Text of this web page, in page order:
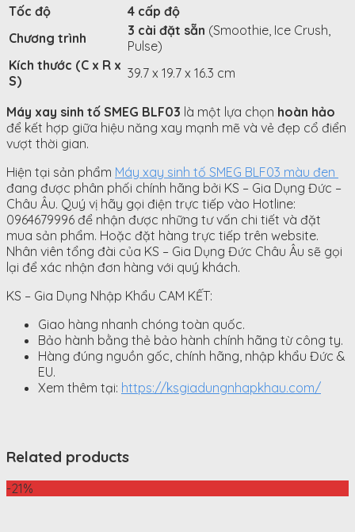
Tốc độ 4 cấp độ
Chương trình
3 cài đặt sẵn (Smoothie, Ice Crush,
Pulse)
Kích thước (C x R x
S)
39.7 x 19.7 x 16.3 cm
Máy xay sinh tố SMEG BLF03 là một lựa chọn hoàn hảo
để kết hợp giữa hiệu năng xay mạnh mẽ và vẻ đẹp cổ điển
vượt thời gian.
Hiện tại sản phẩm Máy xay sinh tố SMEG BLF03 màu đen
đang được phân phối chính hãng bởi KS – Gia Dụng Đức –
Châu Âu. Quý vị hãy gọi điện trực tiếp vào Hotline:
0964679996 để nhận được những tư vấn chi tiết và đặt
mua sản phẩm. Hoặc đặt hàng trực tiếp trên website.
Nhân viên tổng đài của KS – Gia Dụng Đức Châu Âu sẽ gọi
lại để xác nhận đơn hàng với quý khách.
KS – Gia Dụng Nhập Khẩu CAM KẾT:
Giao hàng nhanh chóng toàn quốc.
Bảo hành bằng thẻ bảo hành chính hãng từ công ty.
Hàng đúng nguồn gốc, chính hãng, nhập khẩu Đức &
EU.
Xem thêm tại: https://ksgiadungnhapkhau.com/
Related products
-21%